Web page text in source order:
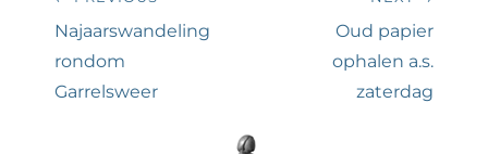
navigatie
Previous
post:
Najaarswandeling
rondom
Garrelsweer
Oud papier
ophalen a.s.
zaterdag